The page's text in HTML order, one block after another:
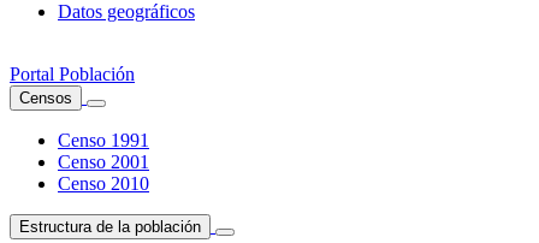
Datos geográficos
Portal Población
Censos
Censo 1991
Censo 2001
Censo 2010
Estructura de la población